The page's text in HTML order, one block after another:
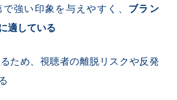
強い印象を与えやすく、 ブラン
適している
ため、視聴者の離脱リスクや反発